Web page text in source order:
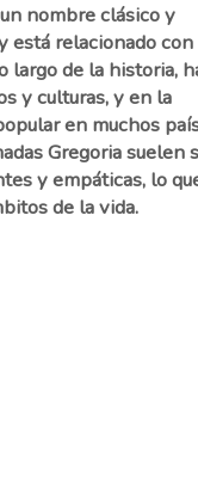
nombre clásico y
está relacionado con
largo de la historia,
y culturas, y en la
en muchos
Gregoria suelen
y empáticas, lo
de la vida.